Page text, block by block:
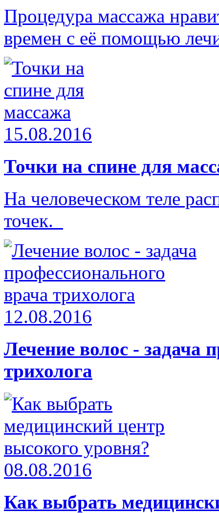
Процедура массажа
времен с её помощью
15.08.2016
Точки на спине для
На человеческом теле
точек.
12.08.2016
Лечение волоc - задача
трихолога
08.08.2016
Как выбрать